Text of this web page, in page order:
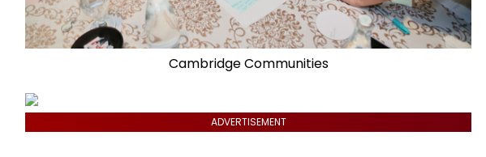
Cambridge Communities
ADVERTISEMENT